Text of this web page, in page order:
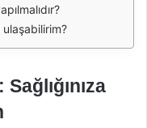
ulaşabilirim?